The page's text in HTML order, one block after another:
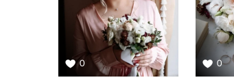
0 0